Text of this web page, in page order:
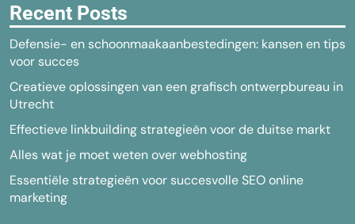
Recent Posts
Defensie- en schoonmaakaanbestedingen: kansen en tips
voor succes
Creatieve oplossingen van een grafisch ontwerpbureau in
Utrecht
Effectieve linkbuilding strategieën voor de duitse markt
Alles wat je moet weten over webhosting
Essentiële strategieën voor succesvolle SEO online
marketing